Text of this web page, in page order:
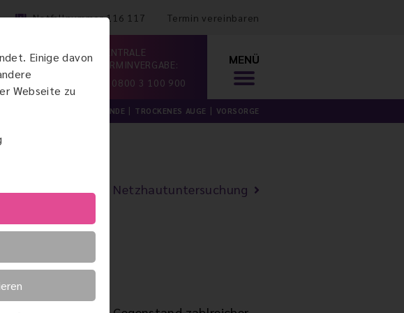
Einige davon
Webseite zu
Notfallnummer 116 117 Termin vereinbaren
ZENTRALE
TERMINVERGABE:
0800 3 100 900
MENÜ
KINDERAUGENHEILKUNDE TROCKENES AUGE VORSORGE
Netzhautuntersuchung